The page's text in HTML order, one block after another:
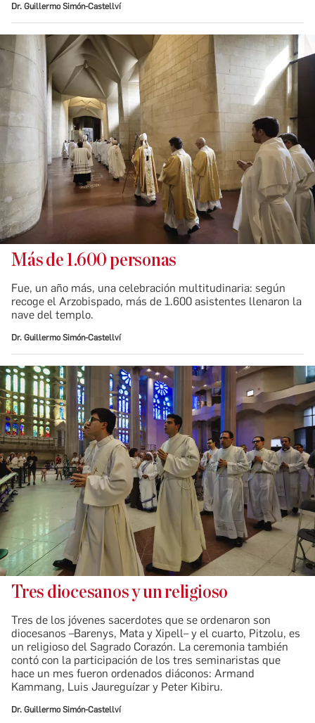
Dr. Guillermo Simón-Castellví
Más de 1.600 personas
Fue, un año más, una celebración multitudinaria: según
recoge el Arzobispado, más de 1.600 asistentes llenaron la
nave del templo.
Dr. Guillermo Simón-Castellví
Tres diocesanos y un religioso
Tres de los jóvenes sacerdotes que se ordenaron son
diocesanos –Barenys, Mata y Xipell– y el cuarto, Pitzolu, es
un religioso del Sagrado Corazón. La ceremonia también
contó con la participación de los tres seminaristas que
hace un mes fueron ordenados diáconos: Armand
Kammang, Luis Jaureguízar y Peter Kibiru.
Dr. Guillermo Simón-Castellví